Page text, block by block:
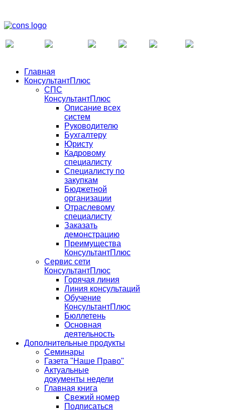
Главная
КонсультантПлюс
СПС
КонсультантПлюс
Описание всех
систем
Руководителю
Бухгалтеру
Юристу
Кадровому
специалисту
Специалисту по
закупкам
Бюджетной
организации
Отраслевому
специалисту
Заказать
демонстрацию
Преимущества
КонсультантПлюс
Сервис сети
КонсультантПлюс
Горячая линия
Линия консультаций
Обучение
КонсультантПлюс
Бюллетень
Основная
деятельность
Дополнительные продукты
Семинары
Газета "Наше Право"
Актуальные
документы недели
Главная книга
Свежий номер
Подписаться